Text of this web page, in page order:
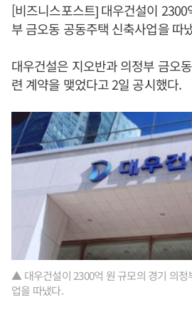
[비즈니스포스트] 대우건설이
부 금오동 공동주택 신축사업을 따
대우건설은 지오반과 의정부 금오
련 계약을 맺었다고 2일 공시했다.
▲ 대우건설이 2300억 원 규모의 경기 의정
업을 따냈다.